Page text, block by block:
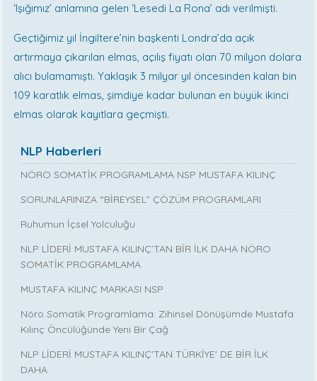
‘Işığımız’ anlamına gelen ‘Lesedi La Rona’ adı verilmişti.
Geçtiğimiz yıl İngiltere’nin başkenti Londra’da açık
artırmaya çıkarılan elmas, açılış fiyatı olan 70 milyon dolara
alıcı bulamamıştı. Yaklaşık 3 milyar yıl öncesinden kalan bin
109 karatlık elmas, şimdiye kadar bulunan en büyük ikinci
elmas olarak kayıtlara geçmişti.
NLP Haberleri
NÖRO SOMATİK PROGRAMLAMA NSP MUSTAFA KILINÇ
SORUNLARINIZA “BİREYSEL” ÇÖZÜM PROGRAMLARI
Ruhumun İçsel Yolculuğu
NLP LİDERİ MUSTAFA KILINÇ’TAN BİR İLK DAHA NÖRO
SOMATİK PROGRAMLAMA
MUSTAFA KILINÇ MARKASI NSP
Nöro Somatik Programlama: Zihinsel Dönüşümde Mustafa
Kılınç Öncülüğünde Yeni Bir Çağ
NLP LİDERİ MUSTAFA KILINÇ'TAN TÜRKİYE' DE BİR İLK
DAHA